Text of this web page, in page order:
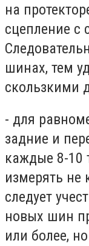
на
сцепление с
шинах, тем
скользкими
- для
задние и
каждые 8-10
измерять не
следует
новых шин
или более,